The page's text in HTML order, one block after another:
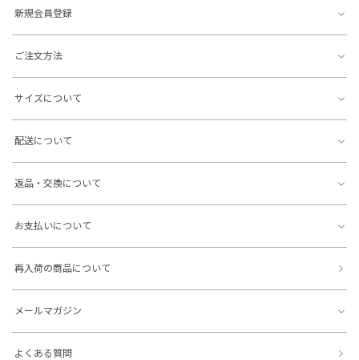
新規会員登録
ご注文方法
サイズについて
配送について
返品・交換について
お支払いについて
再入荷の商品について
メールマガジン
よくある質問